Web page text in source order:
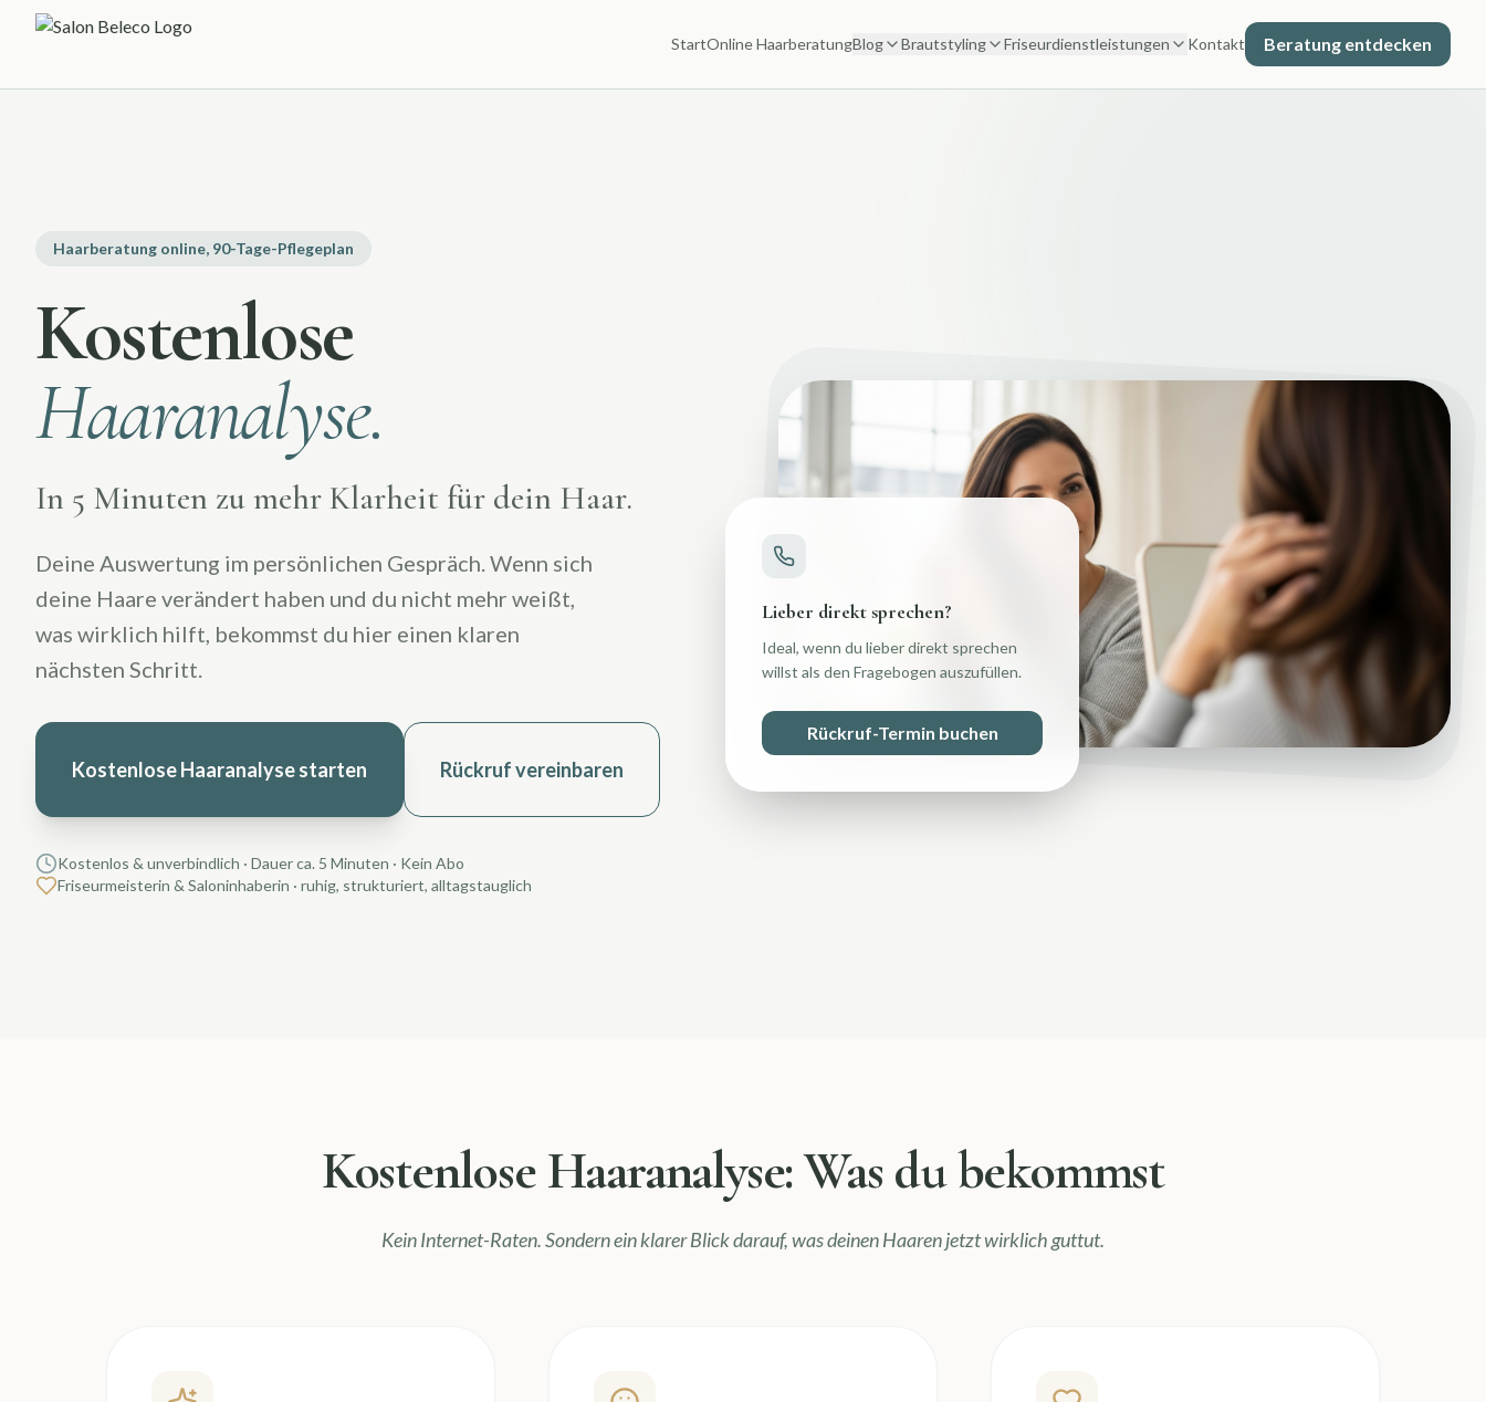
StartOnline HaarberatungBlog Brautstyling Friseurdienstleistungen Kontakt Beratung entdecken
Haarberatung online, 90-Tage-Pflegeplan
Kostenlose
Haaranalyse.
In 5 Minuten zu mehr Klarheit für dein Haar.
Deine Auswertung im persönlichen Gespräch. Wenn sich
deine Haare verändert haben und du nicht mehr weißt,
was wirklich hilft, bekommst du hier einen klaren
nächsten Schritt.
Kostenlose Haaranalyse starten Rückruf vereinbaren
Kostenlos & unverbindlich · Dauer ca. 5 Minuten · Kein Abo
Friseurmeisterin & Saloninhaberin · ruhig, strukturiert, alltagstauglich
Lieber direkt sprechen?
Ideal, wenn du lieber direkt sprechen
willst als den Fragebogen auszufüllen.
Rückruf-Termin buchen
Kostenlose Haaranalyse: Was du bekommst
Kein Internet-Raten. Sondern ein klarer Blick darauf, was deinen Haaren jetzt wirklich guttut.